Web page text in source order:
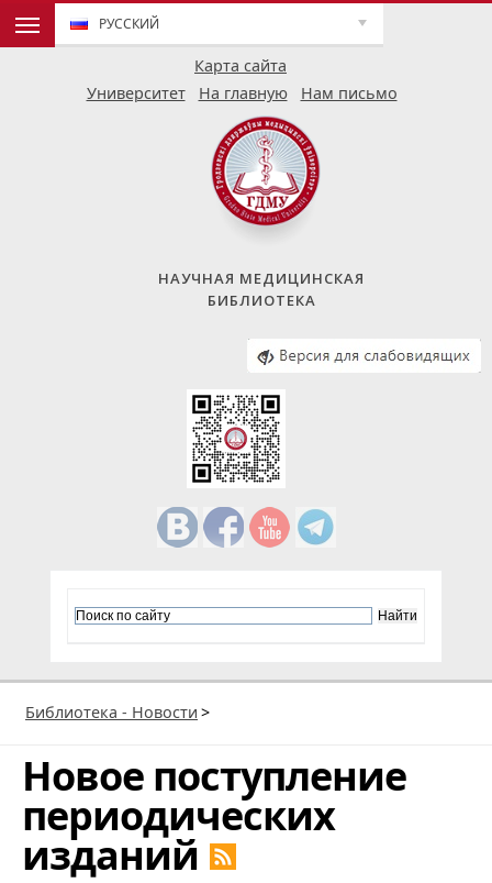
Карта сайта
РУССКИЙ
Университет На главную Нам письмо
НАУЧНАЯ МЕДИЦИНСКАЯ
БИБЛИОТЕКА
Библиотека - Новости >
Новое поступление
периодических
изданий